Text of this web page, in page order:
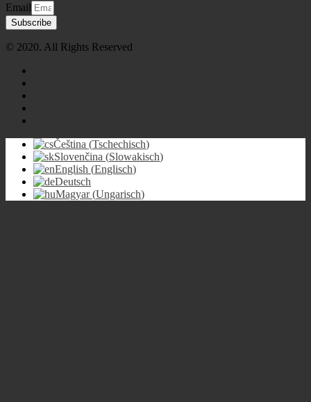
Email
Subscribe
© 2020. All Rights Reserved
Čeština (Tschechisch)
Slovenčina (Slowakisch)
English (Englisch)
Deutsch
Magyar(Ungarisch)